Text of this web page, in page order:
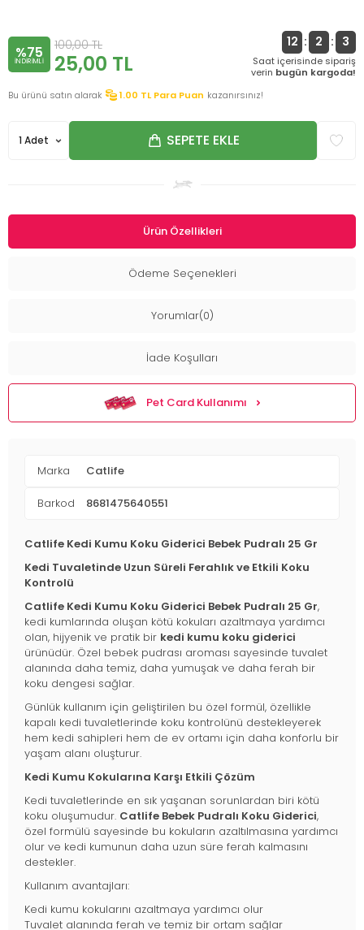
%75
INDIRIMLI
100,00TL
25,00 TL
12 : 2 : 2
Saat içerisinde sipariş
verin bugün kargoda!
Bu ürünü satın alarak
1.00 TL Para Puan kazanırsınız!
SEPETE EKLE
Ürün Özellikleri
Ödeme Seçenekleri
Yorumlar(0)
İade Koşulları
Pet Card Kullanımı
Marka Catlife
Barkod 8681475640551
Catlife Kedi Kumu Koku Giderici Bebek Pudralı 25 Gr
Kedi Tuvaletinde Uzun Süreli Ferahlık ve Etkili Koku
Kontrolü
Catlife Kedi Kumu Koku Giderici Bebek Pudralı 25 Gr,
kedi kumlarında oluşan kötü kokuları azaltmaya yardımcı
olan, hijyenik ve pratik bir kedi kumu koku giderici
ürünüdür. Özel bebek pudrası aroması sayesinde tuvalet
alanında daha temiz, daha yumuşak ve daha ferah bir
koku dengesi sağlar.
Günlük kullanım için geliştirilen bu özel formül, özellikle
kapalı kedi tuvaletlerinde koku kontrolünü destekleyerek
hem kedi sahipleri hem de ev ortamı için daha konforlu bir
yaşam alanı oluşturur.
Kedi Kumu Kokularına Karşı Etkili Çözüm
Kedi tuvaletlerinde en sık yaşanan sorunlardan biri kötü
koku oluşumudur. Catlife Bebek Pudralı Koku Giderici,
özel formülü sayesinde bu kokuların azaltılmasına yardımcı
olur ve kedi kumunun daha uzun süre ferah kalmasını
destekler.
Kullanım avantajları:
Kedi kumu kokularını azaltmaya yardımcı olur
Tuvalet alanında ferah ve temiz bir ortam sağlar